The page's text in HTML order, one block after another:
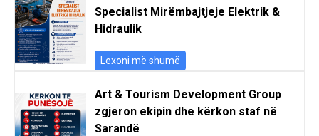
Specialist Mirëmbajtjeje Elektrik &
Hidraulik
Lexoni më shumë
Art & Tourism Development Group
zgjeron ekipin dhe kërkon staf në
Sarandë